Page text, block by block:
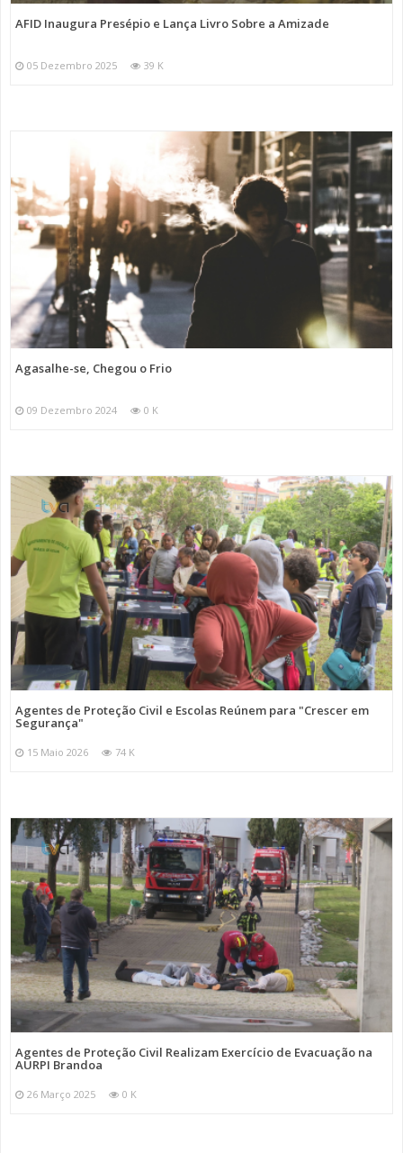
AFID Inaugura Presépio e Lança Livro Sobre a Amizade
05 Dezembro 2025 39 K
Agasalhe-se, Chegou o Frio
09 Dezembro 2024 0 K
Agentes de Proteção Civil e Escolas Reúnem para "Crescer em
Segurança"
15 Maio 2026 74 K
Agentes de Proteção Civil Realizam Exercício de Evacuação na
AURPI Brandoa
26 Março 2025 0 K